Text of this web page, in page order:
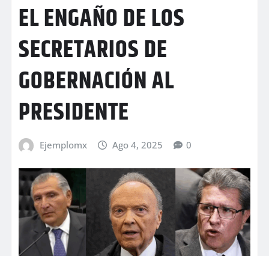
EL ENGAÑO DE LOS
SECRETARIOS DE
GOBERNACIÓN AL
PRESIDENTE
Ejemplomx Ago 4, 2025 0